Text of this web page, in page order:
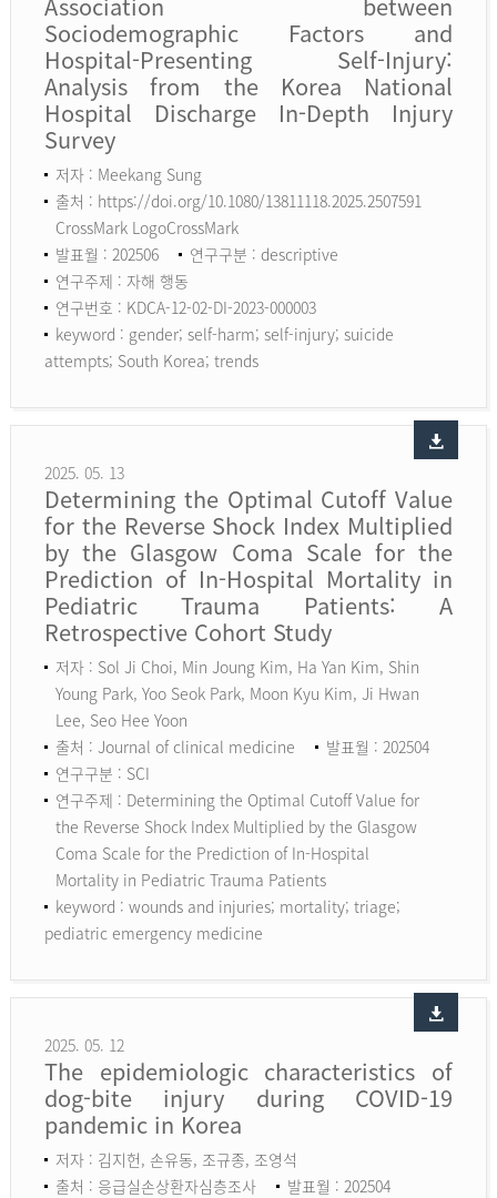
Sociodemographic Factors and
Hospital-Presenting Self-Injury:
Analysis from the Korea National
Hospital Discharge In-Depth Injury
Survey
저자 : Meekang Sung
출처 : https://doi.org/10.1080/13811118.2025.2507591
CrossMark LogoCrossMark
발표월 : 202506
연구구분 : descriptive
연구주제 : 자해 행동
연구번호 : KDCA-12-02-DI-2023-000003
keyword : gender; self-harm; self-injury; suicide
attempts; South Korea; trends
2025. 05. 13
Determining the Optimal Cutoff Value
for the Reverse Shock Index Multiplied
by the Glasgow Coma Scale for the
Prediction of In-Hospital Mortality in
Pediatric Trauma Patients: A
Retrospective Cohort Study
저자 : Sol Ji Choi, Min Joung Kim, Ha Yan Kim, Shin
Young Park, Yoo Seok Park, Moon Kyu Kim, Ji Hwan
Lee, Seo Hee Yoon
출처 : Journal of clinical medicine
발표월 : 202504
연구구분 : SCI
연구주제 : Determining the Optimal Cutoff Value for
the Reverse Shock Index Multiplied by the Glasgow
Coma Scale for the Prediction of In-Hospital
Mortality in Pediatric Trauma Patients
keyword : wounds and injuries; mortality; triage;
pediatric emergency medicine
2025. 05. 12
The epidemiologic characteristics of
dog-bite injury during COVID-19
pandemic in Korea
저자 : 김지헌, 손유동, 조규종, 조영석
출처 : 응급실손상환자심층조사
발표월 : 202504